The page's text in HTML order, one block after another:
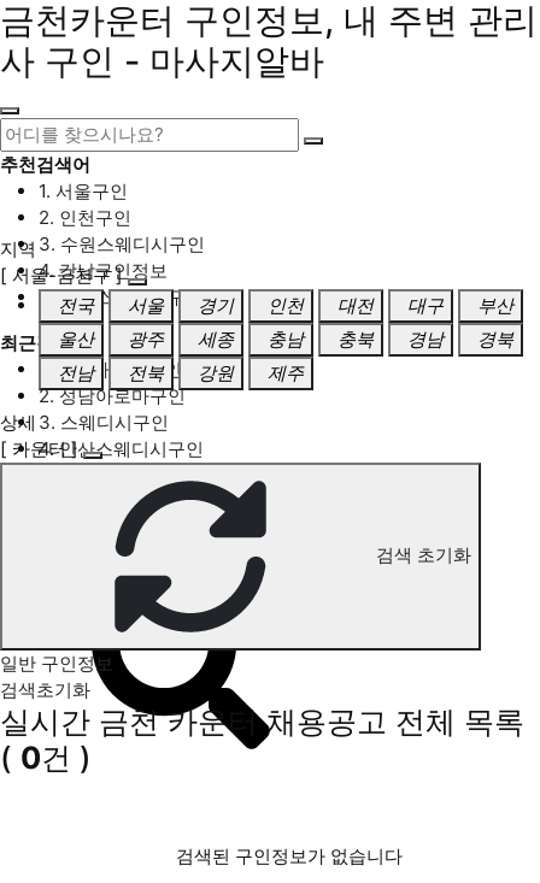
금천카운터 구인정보, 내 주변 관리
사 구인 - 마사지알바
추천검색어
1. 서울구인
2. 인천구인
3. 수원스웨디시구인
4. 강남구인정보
5. 동탄스웨디시구인
최근검색어
1. 일산마사지구인
2. 성남아로마구인
3. 스웨디시구인
4. 안산스웨디시구인
금천 카운터 구인정보
지역
[ 서울-금천구 ]
전국
서울 경기 인천 대전 대구
부산
울산
광주 세종 충남 충북 경남
경북
전남
전북 강원 제주
상세
[ 카운터 ]
검색 초기화
일반 구인정보
검색초기화
실시간 금천 카운터 채용공고 전체 목록
( 0건 )
검색된 구인정보가 없습니다